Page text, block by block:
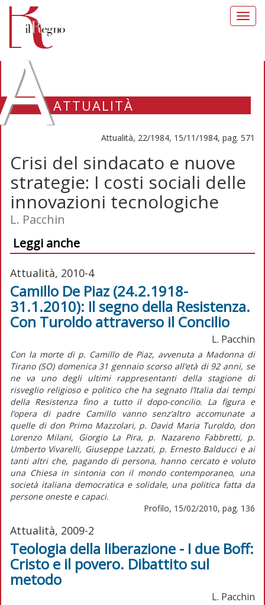
ATTUALITÀ
Attualità, 22/1984, 15/11/1984, pag. 571
Crisi del sindacato e nuove
strategie: I costi sociali delle
innovazioni tecnologiche
L. Pacchin
Leggi anche
Attualità, 2010-4
Camillo De Piaz (24.2.1918-
31.1.2010): Il segno della Resistenza.
Con Turoldo attraverso il Concilio
L. Pacchin
Con la morte di p. Camillo de Piaz, avvenuta a Madonna di
Tirano (SO) domenica 31 gennaio scorso all’età di 92 anni, se
ne va uno degli ultimi rappresentanti della stagione di
risveglio religioso e politico che ha segnato l’Italia dai tempi
della Resistenza fino a tutto il dopo-concilio. La figura e
l’opera di padre Camillo vanno senz’altro accomunate a
quelle di don Primo Mazzolari, p. David Maria Turoldo, don
Lorenzo Milani, Giorgio La Pira, p. Nazareno Fabbretti, p.
Umberto Vivarelli, Giuseppe Lazzati, p. Ernesto Balducci e ai
tanti altri che, pagando di persona, hanno cercato e voluto
una Chiesa in sintonia con il mondo contemporaneo, una
società italiana democratica e solidale, una politica fatta da
persone oneste e capaci.
Profilo, 15/02/2010, pag. 136
Attualità, 2009-2
Teologia della liberazione - I due Boff:
Cristo e il povero. Dibattito sul
metodo
L. Pacchin